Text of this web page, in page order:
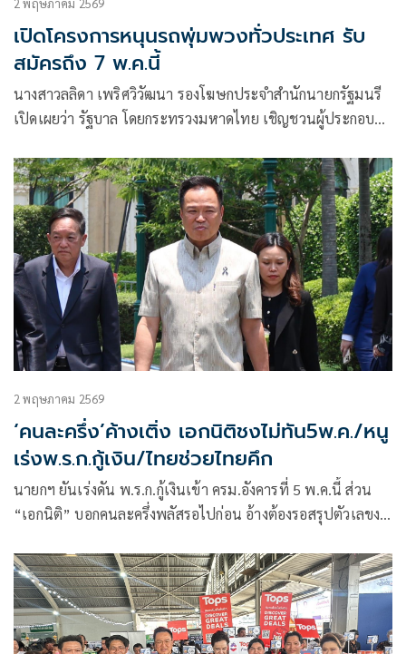
2 พฤษภาคม 2569
เปิดโครงการหนุนรถพุ่มพวงทั่วประเทศ รับ
สมัครถึง 7 พ.ค.นี้
นางสาวลลิดา เพริศวิวัฒนา รองโฆษกประจำสำนักนายกรัฐมนรี
เปิดเผยว่า รัฐบาล โดยกระทรวงมหาดไทย เชิญชวนผู้ประกอบ
ภาระ ลดค่าครองชีพ ผ่านเครือข่ายรถพุ่มพวง เพื่อเสริมบทบาท
ของผู้ค้ารายย่อยในการกระจายสินค้าราคาประหยัด ตรงถึงมือ
ประชาชนในชุมชนและพื้นที่ห่างไกลทั่วประเทศ
2 พฤษภาคม 2569
‘คนละครึ่ง’ค้างเติ่ง เอกนิติชงไม่ทัน5พ.ค./หนู
เร่งพ.ร.ก.กู้เงิน/ไทยช่วยไทยคึก
นายกฯ ยันเร่งดัน พ.ร.ก.กู้เงินเข้า ครม.อังคารที่ 5 พ.ค.นี้ ส่วน
“เอกนิติ” บอกคนละครึ่งพลัสรอไปก่อน อ้างต้องรอสรุปตัวเลขงบ